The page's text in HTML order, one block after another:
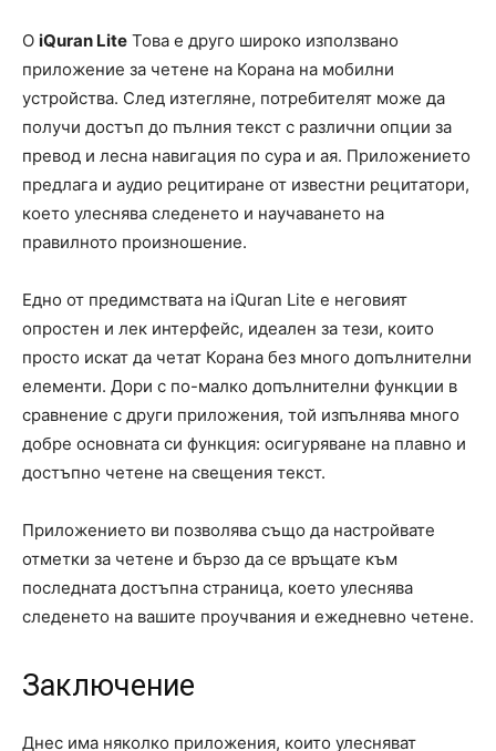
O iQuran Lite Това е друго широко използвано
приложение за четене на Корана на мобилни
устройства. След изтегляне, потребителят може да
получи достъп до пълния текст с различни опции за
превод и лесна навигация по сура и ая. Приложението
предлага и аудио рецитиране от известни рецитатори,
което улеснява следенето и научаването на
правилното произношение.
Едно от предимствата на iQuran Lite е неговият
опростен и лек интерфейс, идеален за тези, които
просто искат да четат Корана без много допълнителни
елементи. Дори с по-малко допълнителни функции в
сравнение с други приложения, той изпълнява много
добре основната си функция: осигуряване на плавно и
достъпно четене на свещения текст.
Приложението ви позволява също да настройвате
отметки за четене и бързо да се връщате към
последната достъпна страница, което улеснява
следенето на вашите проучвания и ежедневно четене.
Заключение
Днес има няколко приложения, които улесняват